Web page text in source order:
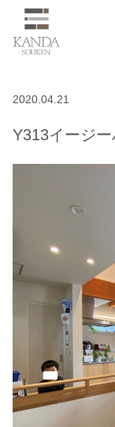
2020.04.21
Y313イージ